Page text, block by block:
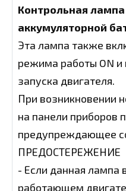
Контрольная
аккумуляторной
Эта лампа также
режима работы ON и
запуска двигателя.
При возникновении
на панели приборов
предупреждающее
ПРЕДОСТЕРЕЖЕНИЕ
- Если данная лампа
работающем